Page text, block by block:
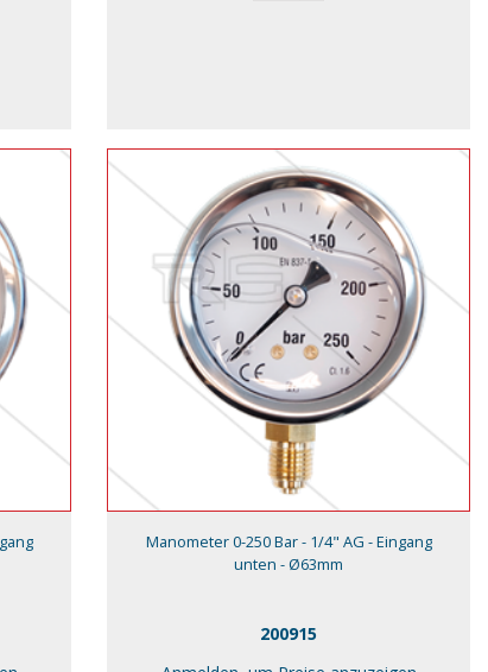
Manometer 0-250 Bar - 1/4" AG - Eingang
unten - Ø63mm
200915